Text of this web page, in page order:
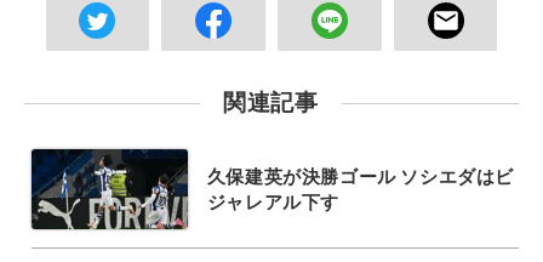
関連記事
久保建英が決勝ゴール ソシエダはビ
ジャレアル下す